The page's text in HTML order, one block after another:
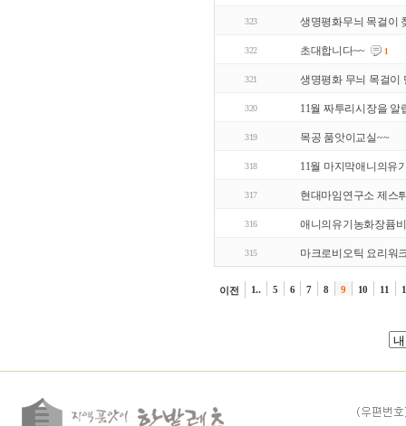
323 생명평화무늬 목걸이
322 초대합니다~~ 1
321 생명평화 무늬 목걸이
320 11월 짜투리시장을 알
319 목공 품앗이교실~~
318 11월 마지막애니의유
317 현대마임연구소 제스
316 애니의유기농화장퓸
315 마크로비오틱 요리워
이전 1.. 5 6 7 8 9 10 11